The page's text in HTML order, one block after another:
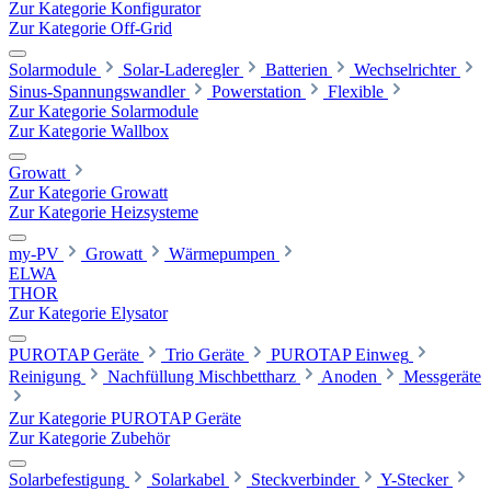
Zur Kategorie Konfigurator
Zur Kategorie Off-Grid
Solarmodule Solar-Laderegler Batterien
Wechselrichter
Sinus-Spannungswandler
Powerstation
Flexible
Zur Kategorie Solarmodule
Zur Kategorie Wallbox
Growatt
Zur Kategorie Growatt
Zur Kategorie Heizsysteme
my-PV Growatt
Wärmepumpen
ELWA
THOR
Zur Kategorie Elysator
PUROTAP Geräte Trio Geräte
PUROTAP Einweg
Reinigung
Nachfüllung Mischbettharz Anoden Messgeräte
Zur Kategorie PUROTAP Geräte
Zur Kategorie Zubehör
Solarbefestigung Solarkabel Steckverbinder
Y-Stecker